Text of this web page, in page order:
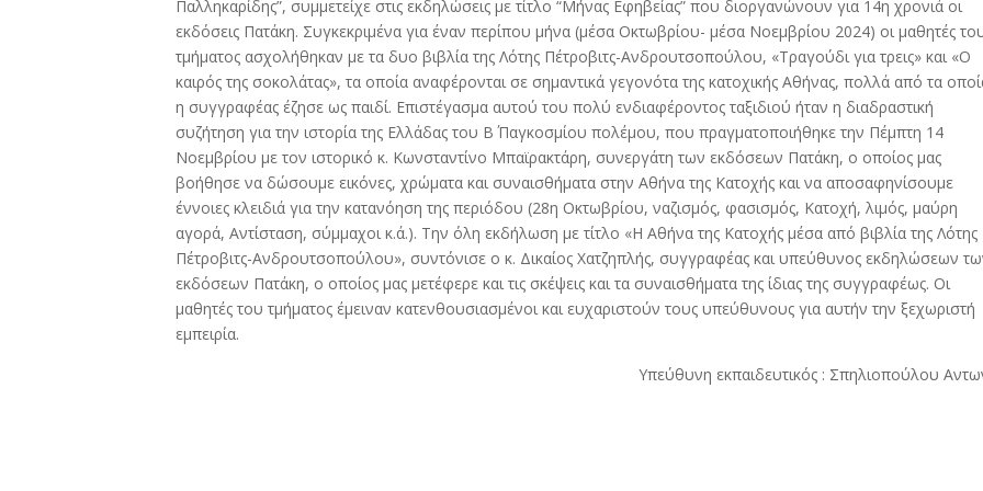
Παλληκαρίδης”, συμμετείχε στις εκδηλώσεις με τίτλο “Μήνας Εφηβείας” που διοργανώνουν για 14η χρονιά οι
εκδόσεις Πατάκη. Συγκεκριμένα για έναν περίπου μήνα (μέσα Οκτωβρίου- μέσα Νοεμβρίου 2024) οι μαθητές
τμήματος ασχολήθηκαν με τα δυο βιβλία της Λότης Πέτροβιτς-Ανδρουτσοπούλου, «Τραγούδι για τρεις» και «Ο
καιρός της σοκολάτας», τα οποία αναφέρονται σε σημαντικά γεγονότα της κατοχικής Αθήνας, πολλά από τα
η συγγραφέας έζησε ως παιδί. Επιστέγασμα αυτού του πολύ ενδιαφέροντος ταξιδιού ήταν η διαδραστική
συζήτηση για την ιστορία της Ελλάδας του Β΄ Παγκοσμίου πολέμου, που πραγματοποιήθηκε την Πέμπτη 14
Νοεμβρίου με τον ιστορικό κ. Κωνσταντίνο Μπαϊρακτάρη, συνεργάτη των εκδόσεων Πατάκη, ο οποίος μας
βοήθησε να δώσουμε εικόνες, χρώματα και συναισθήματα στην Αθήνα της Κατοχής και να αποσαφηνίσουμε
έννοιες κλειδιά για την κατανόηση της περιόδου (28η Οκτωβρίου, ναζισμός, φασισμός, Κατοχή, λιμός, μαύρη
αγορά, Αντίσταση, σύμμαχοι κ.ά.). Την όλη εκδήλωση με τίτλο «Η Αθήνα της Κατοχής μέσα από βιβλία της Λότης
Πέτροβιτς-Ανδρουτσοπούλου», συντόνισε ο κ. Δικαίος Χατζηπλής, συγγραφέας και υπεύθυνος εκδηλώσεων
εκδόσεων Πατάκη, ο οποίος μας μετέφερε και τις σκέψεις και τα συναισθήματα της ίδιας της συγγραφέως. Οι
μαθητές του τμήματος έμειναν κατενθουσιασμένοι και ευχαριστούν τους υπεύθυνους για αυτήν την ξεχωριστή
εμπειρία.
Υπεύθυνη εκπαιδευτικός : Σπηλιοπούλου